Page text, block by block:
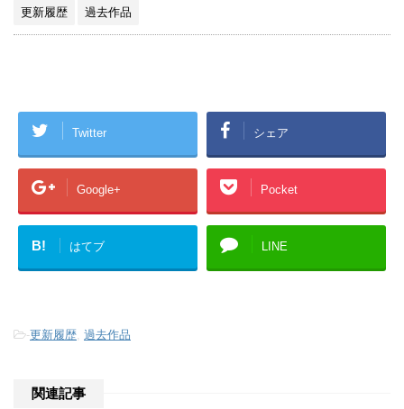
更新履歴 過去作品
Twitter シェア
Google+ Pocket
B! はてブ LINE
-更新履歴 過去作品
関連記事